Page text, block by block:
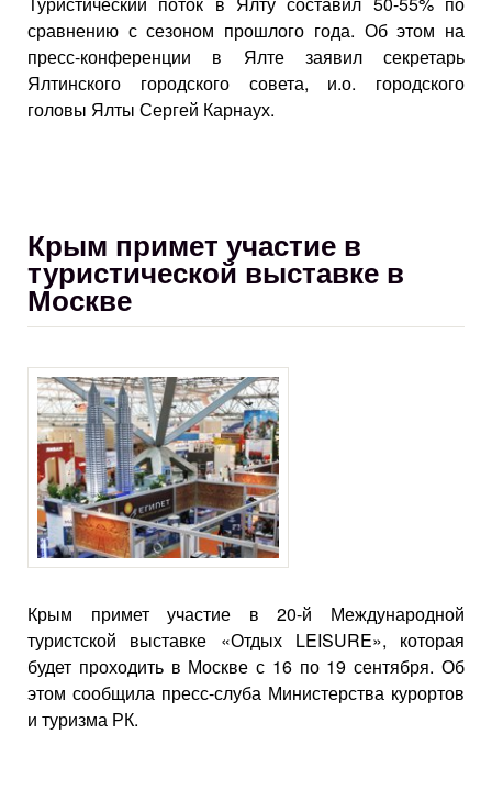
сравнению с сезоном прошлого года. Об этом на
пресс-конференции в Ялте заявил секретарь
Ялтинского городского совета, и.о. городского
головы Ялты Сергей Карнаух.
Крым примет участие в
туристической выставке в
Москве
Крым примет участие в 20-й Международной
туристской выставке «Отдых LEISURE», которая
будет проходить в Москве с 16 по 19 сентября. Об
этом сообщила пресс-слуба Министерства курортов
и туризма РК.